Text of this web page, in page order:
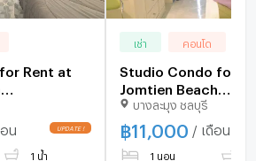
Rent at
Pattaya
อน
1 น้ำ
เช่า คอนโด
Studio Condo for
Jomtien Beach
Condominium in
บางละมุง ชลบุรี
฿11,000 / เดือน
1 นอน